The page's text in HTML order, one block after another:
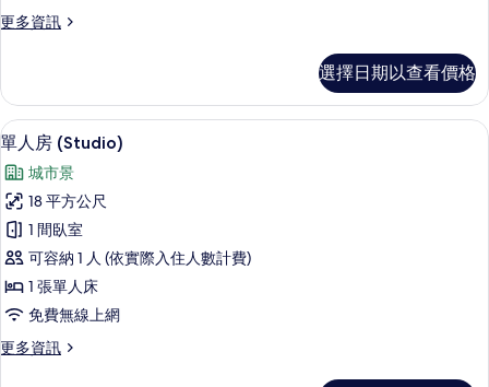
所
相
片
更多資訊
更
的
詳
情
選擇日期以查看價格
顯
示
單
人
房
(Studio)
的
所
有
單人房 (Studio) | 書桌、免費無線上網
9
單人房 (Studio)
城市景
18 平方公尺
1 間臥室
可容納 1 人 (依實際入住人數計費)
1 張單人床
免費無線上網
更多資訊
更